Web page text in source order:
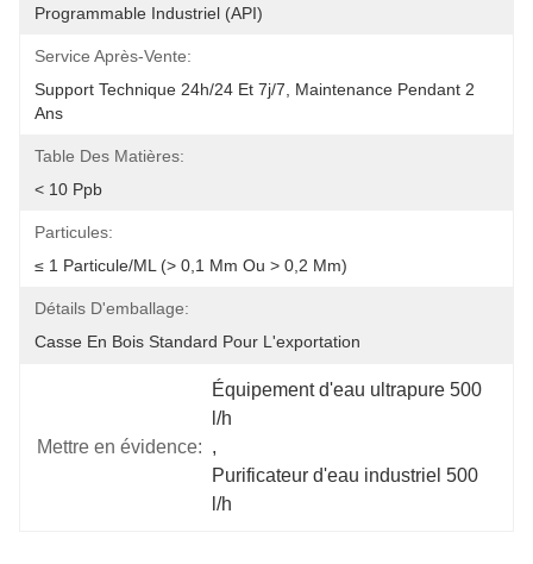
Programmable Industriel (API)
Service Après-Vente:
Support Technique 24h/24 Et 7j/7, Maintenance Pendant 2
Ans
Table Des Matières:
< 10 Ppb
Particules:
≤ 1 Particule/mL (> 0,1 Μm Ou > 0,2 Μm)
Détails D'emballage:
Casse En Bois Standard Pour L'exportation
Mettre en évidence:
Équipement d'eau ultrapure 500
l/h
,
Purificateur d'eau industriel 500
l/h